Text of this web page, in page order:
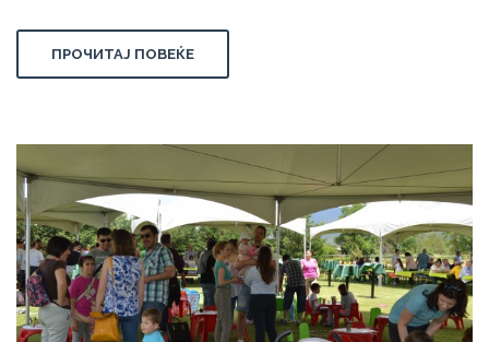
ПРОЧИТАЈ ПОВЕЌЕ